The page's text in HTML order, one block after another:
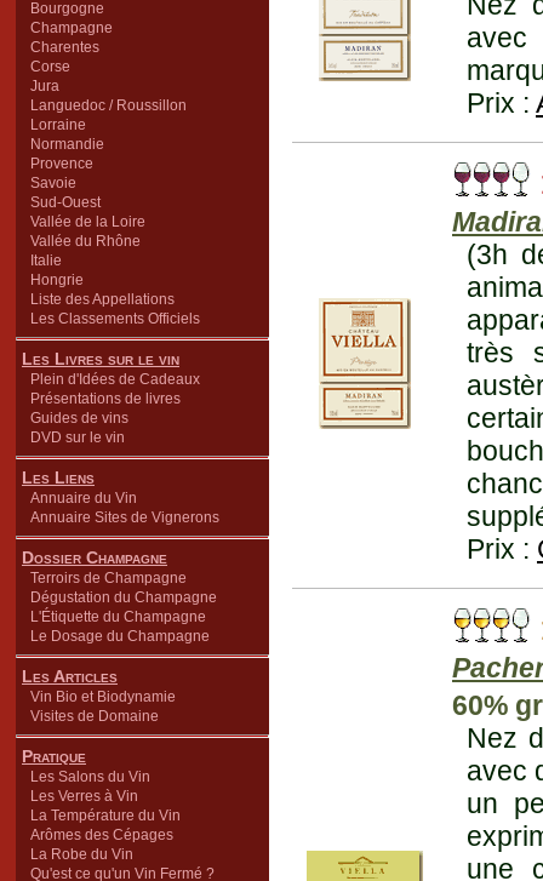
Bourgogne
Champagne
Charentes
Corse
Jura
Languedoc / Roussillon
Lorraine
Normandie
Provence
Savoie
Sud-Ouest
Vallée de la Loire
Vallée du Rhône
Italie
Hongrie
Liste des Appellations
Les Classements Officiels
Les Livres sur le vin
Plein d'Idées de Cadeaux
Présentations de livres
Guides de vins
DVD sur le vin
Les Liens
Annuaire du Vin
Annuaire Sites de Vignerons
Dossier Champagne
Terroirs de Champagne
Dégustation du Champagne
L'Étiquette du Champagne
Le Dosage du Champagne
Les Articles
Vin Bio et Biodynamie
Visites de Domaine
Pratique
Les Salons du Vin
Les Verres à Vin
La Température du Vin
Arômes des Cépages
La Robe du Vin
Qu'est ce qu'un Vin Fermé ?
avec
Prix :
(3h
très
Prix :
60%
Nez
avec
un
une